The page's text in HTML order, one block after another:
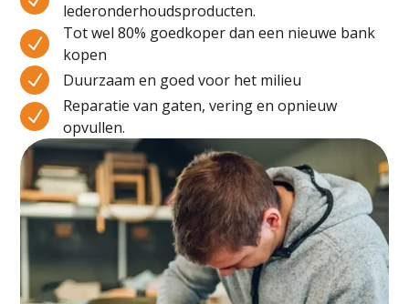
lederonderhoudsproducten.
N
Tot wel 80% goedkoper dan een nieuwe bank
kopen
N
Duurzaam en goed voor het milieu
N
Reparatie van gaten, vering en opnieuw
opvullen.